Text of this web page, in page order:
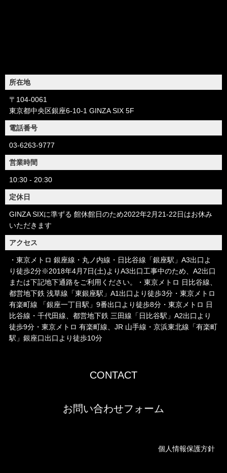
所在地
〒104-0061
東京都中央区銀座6-10-1 GINZA SIX 5F
電話番号
03-6263-9777
営業時間
10:30 - 20:30
定休日
GINZA SIXに準ずる 館休館日のため2022年2月21-22日はお休み
いただきます
アクセス
・東京メトロ 銀座線・丸ノ内線・日比谷線「銀座駅」A3出口よ
り徒歩2分※2018年4月7日(土)よりA3出口工事中のため、A2出口
または下記地下通路をご利用ください。・東京メトロ 日比谷線、
都営地下鉄 浅草線「東銀座駅」A1出口より徒歩3分・東京メトロ
有楽町線 「銀座一丁目駅」9番出口より徒歩8分・東京メトロ 日
比谷線・千代田線、都営地下鉄 三田線「日比谷駅」A2出口より
徒歩9分・東京メトロ 有楽町線、JR 山手線・京浜東北線「有楽町
駅」銀座口出口より徒歩10分
CONTACT
お問い合わせフォーム
個人情報保護方針